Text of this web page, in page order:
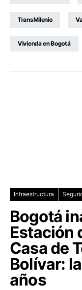
TransMilenio
Vivienda en Bogotá
Infraestructura
Bogotá
Estación
Casa de
Bolívar:
años